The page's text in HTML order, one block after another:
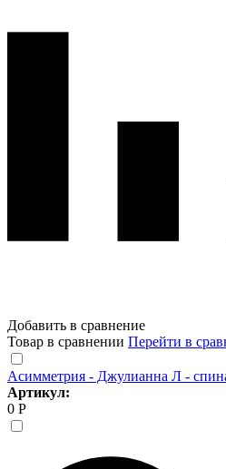
Добавить в сравнение
Товар в сравнении Перейти в
Асимметрия - Джулианна Л -
Артикул:
0 Р